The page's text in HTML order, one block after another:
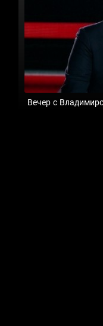
Вечер с